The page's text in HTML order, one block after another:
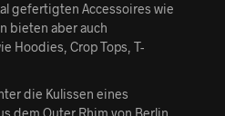
gefertigten Accessoires wie
bieten aber auch
Hoodies, Crop Tops, T-
die Kulissen eines